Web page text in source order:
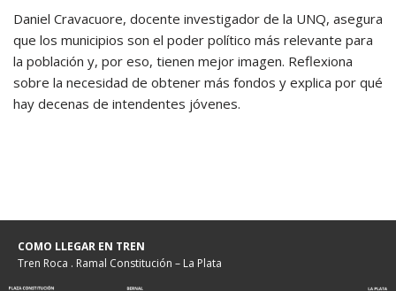
Daniel Cravacuore, docente investigador de la UNQ, asegura
que los municipios son el poder político más relevante para
la población y, por eso, tienen mejor imagen. Reflexiona
sobre la necesidad de obtener más fondos y explica por qué
hay decenas de intendentes jóvenes.
COMO LLEGAR EN TREN
Tren Roca . Ramal Constitución – La Plata